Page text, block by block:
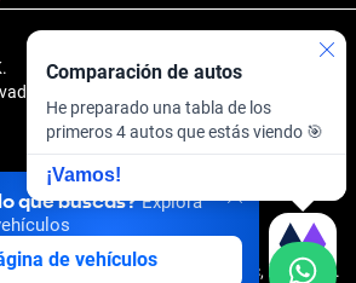
que buscas? Explora
de vehículos
Comparación de autos
He preparado una tabla de los
primeros 4 autos que estás viendo 🎯
¡Vamos!
Carretera Amomolulco - Capulhuac, No. 1 Col.